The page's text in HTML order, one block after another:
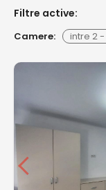
Filtre active:
Camere: intre 2-